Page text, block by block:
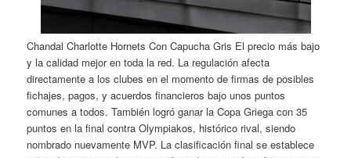
Chandal Charlotte Hornets Con Capucha Gris El precio más bajo
y la calidad mejor en toda la red. La regulación afecta
directamente a los clubes en el momento de firmas de posibles
fichajes, pagos, y acuerdos financieros bajo unos puntos
comunes a todos. También logró ganar la Copa Griega con 35
puntos en la final contra Olympiakos, histórico rival, siendo
nombrado nuevamente MVP. La clasificación final se establece